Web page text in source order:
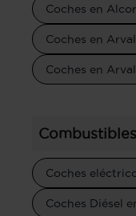
Coches en
Coches en
Coches en
Coches
Coches Diésel